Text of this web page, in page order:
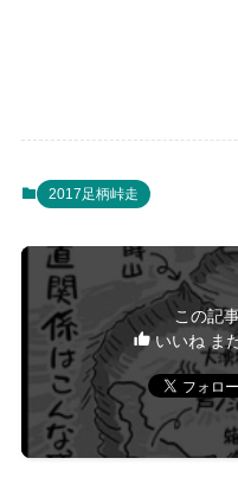
2017足柄峠走
この記
いいね ま